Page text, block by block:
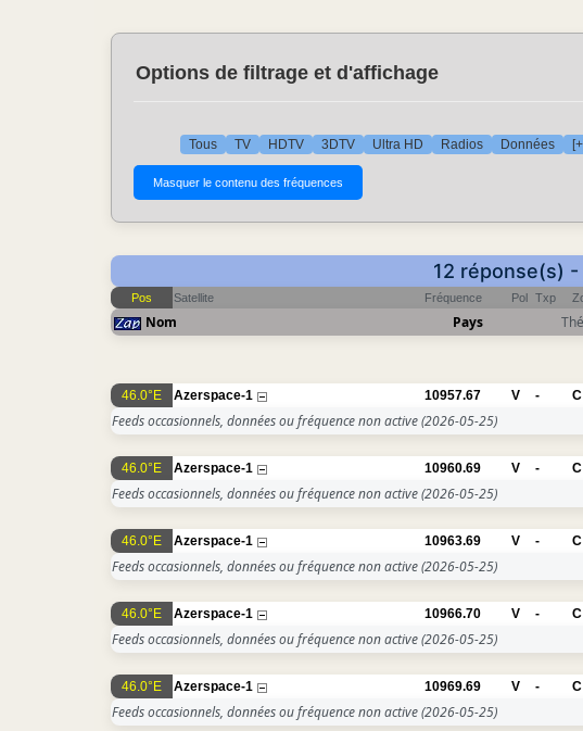
Options de filtrage et d'affichage
Tous TV HDTV 3DTV Ultra HD Radios Données
12 réponse(s)
Pos Satellite Fréquence Pol Txp
Nom Pays
46.0°E Azerspace-1 10957.67 V - C
Feeds occasionnels, données ou fréquence non active(2026-05-25)
46.0°E Azerspace-1 10960.69 V - C
Feeds occasionnels, données ou fréquence non active(2026-05-25)
46.0°E Azerspace-1 10963.69 V - C
Feeds occasionnels, données ou fréquence non active(2026-05-25)
46.0°E Azerspace-1 10966.70 V - C
Feeds occasionnels, données ou fréquence non active(2026-05-25)
46.0°E Azerspace-1 10969.69 V - C
Feeds occasionnels, données ou fréquence non active(2026-05-25)